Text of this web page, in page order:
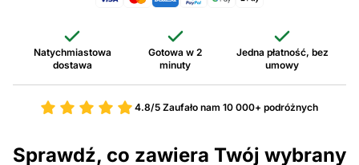
Natychmiastowa
dostawa
Gotowa w 2
minuty
Jedna płatność, bez
umowy
4.8/5Zaufało nam 10 000+ podróżnych
Sprawdź, co zawiera Twój wybrany